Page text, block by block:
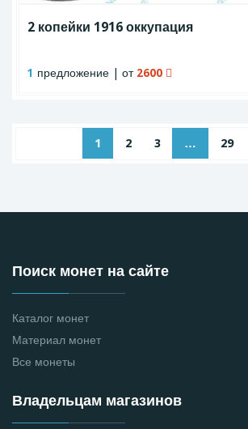
2 копейки 1916 оккупация
1 предложение | от 2600
1 2 3 … 29
Поиск монет на сайте
Каталог монет
Материал монет
Все монеты
Владельцам магазинов